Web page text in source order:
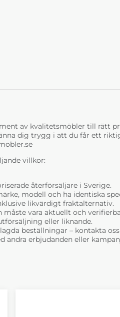
av kvalitetsmöbler till rätt
dig trygg i att du får ett
villkor:
återförsäljare i Sverige.
modell och ha identiska
likvärdigt fraktalternativ.
måste vara aktuellt och
eller liknande.
beställningar – kontakta
andra erbjudanden eller